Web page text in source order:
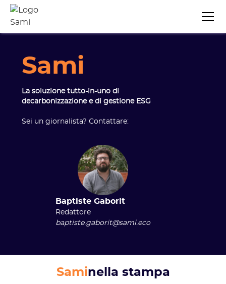
Sami
La soluzione tutto-in-uno di
decarbonizzazione e di gestione ESG
Sei un giornalista? Contattare:
Baptiste Gaborit
Redattore
baptiste.gaborit@sami.eco
Saminella stampa